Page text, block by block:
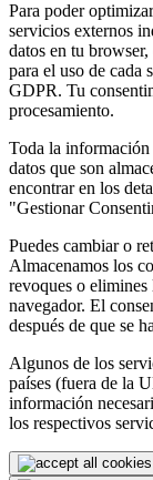
Para poder
servicios externos
datos en tu
para el uso de
GDPR. Tu
procesamiento.
Toda la información
datos que son
encontrar en los
"Gestionar
Puedes cambiar o
Almacenamos los
revoques o
navegador. El
después de que se
Algunos de los
países (fuera de la
información
los respectivos